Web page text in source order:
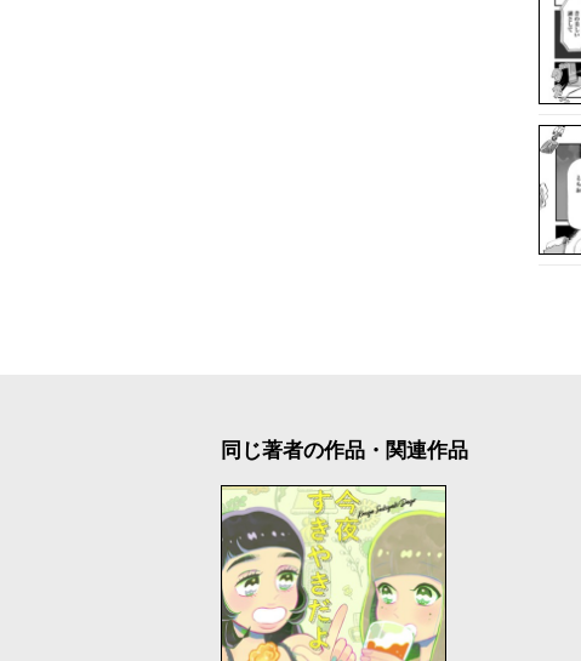
同じ著者の作品・関連作品